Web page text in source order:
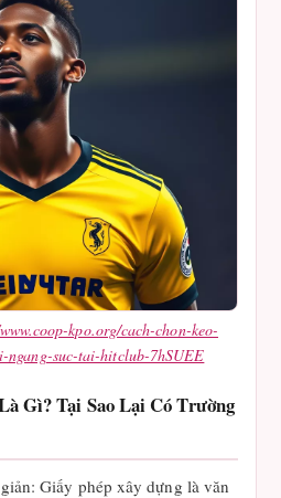
kpo.org/cach-chon-keo-
suc-tai-hitclub-7hSUEE
Gì? Tại Sao Lại Có Trường
Giấy phép xây dựng là văn